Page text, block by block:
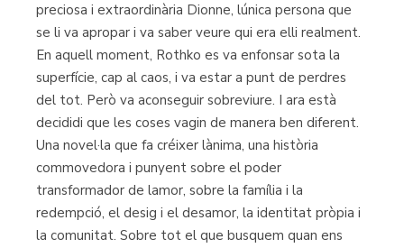
preciosa i extraordinària Dionne, lúnica persona que
se li va apropar i va saber veure qui era elli realment.
En aquell moment, Rothko es va enfonsar sota la
superfície, cap al caos, i va estar a punt de perdres
del tot. Però va aconseguir sobreviure. I ara està
decididi que les coses vagin de manera ben diferent.
Una novel·la que fa créixer lànima, una història
commovedora i punyent sobre el poder
transformador de lamor, sobre la família i la
redempció, el desig i el desamor, la identitat pròpia i
la comunitat. Sobre tot el que busquem quan ens